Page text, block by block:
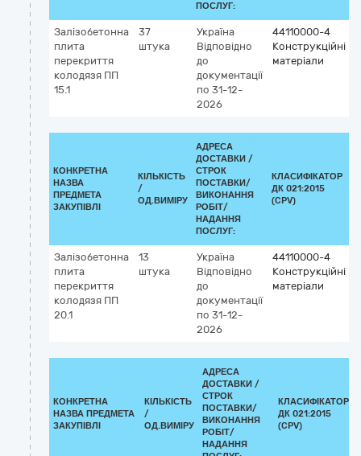
ПОСЛУГ:
Залізобетонна
плита
перекриття
колодязя ПП
15.1
37
штука
Україна
Відповідно
до
документації
по 31-12-
2026
44110000-4
Конструкційні
матеріали
КОНКРЕТНА
НАЗВА
ПРЕДМЕТА
ЗАКУПІВЛІ
КІЛЬКІСТЬ
/
ОД.ВИМІРУ
АДРЕСА
ДОСТАВКИ /
СТРОК
ПОСТАВКИ/
ВИКОНАННЯ
РОБІТ/
НАДАННЯ
ПОСЛУГ:
КЛАСИФІКАТОР
ДК 021:2015
(CPV)
Залізобетонна
плита
перекриття
колодязя ПП
20.1
13
штука
Україна
Відповідно
до
документації
по 31-12-
2026
44110000-4
Конструкційні
матеріали
КОНКРЕТНА
НАЗВА ПРЕДМЕТА
ЗАКУПІВЛІ
КІЛЬКІСТЬ
/
ОД.ВИМІРУ
АДРЕСА
ДОСТАВКИ /
СТРОК
ПОСТАВКИ/
ВИКОНАННЯ
РОБІТ/
НАДАННЯ
КЛАСИФІКАТОР
ДК 021:2015
(CPV)